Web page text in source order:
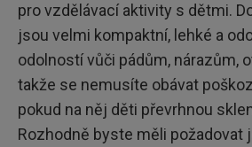
pro vzdělávací aktivity s dětmi.
jsou velmi kompaktní, lehké a
odolností vůči pádům, nárazům,
takže se nemusíte obávat
pokud na něj děti převrhnou
Rozhodně byste měli požadovat